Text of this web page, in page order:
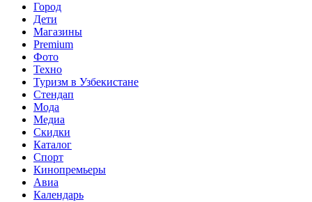
Город
Дети
Магазины
Premium
Фото
Техно
Туризм в Узбекистане
Стендап
Мода
Медиа
Скидки
Каталог
Спорт
Кинопремьеры
Авиа
Календарь